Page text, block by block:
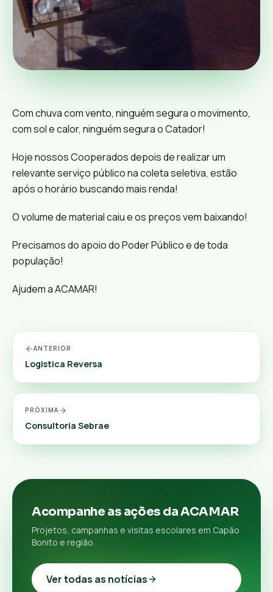
Com chuva com vento, ninguém segura o movimento,
com sol e calor, ninguém segura o Catador!
Hoje nossos Cooperados depois de realizar um
relevante serviço público na coleta seletiva, estão
após o horário buscando mais renda!
O volume de material caiu e os preços vem baixando!
Precisamos do apoio do Poder Público e de toda
população!
Ajudem a ACAMAR!
ANTERIOR
Logistica Reversa
PRÓXIMA
Consultoria Sebrae
Acompanhe as ações da ACAMAR
Projetos, campanhas e visitas escolares em Capão
Bonito e região.
Ver todas as notícias